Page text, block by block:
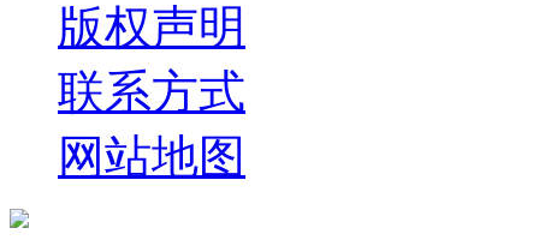
版权声明
联系方式
网站地图